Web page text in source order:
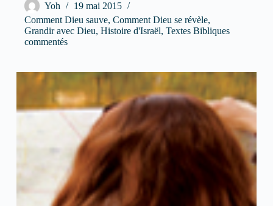
Yoh
19 mai 2015
Comment Dieu sauve, Comment Dieu se révèle,
Grandir avec Dieu, Histoire d'Israël, Textes Bibliques
commentés